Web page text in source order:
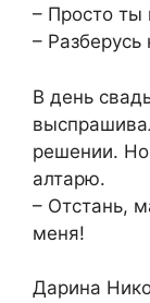
– Просто ты
– Разберусь
В день
решении.
алтарю.
– Отстань,
меня!
Дарина